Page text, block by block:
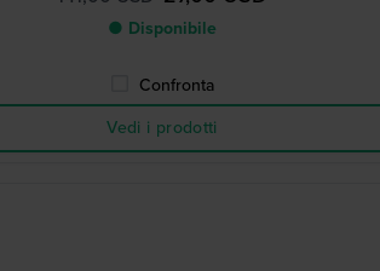
● Disponibile
Confronta
Vedi i prodotti